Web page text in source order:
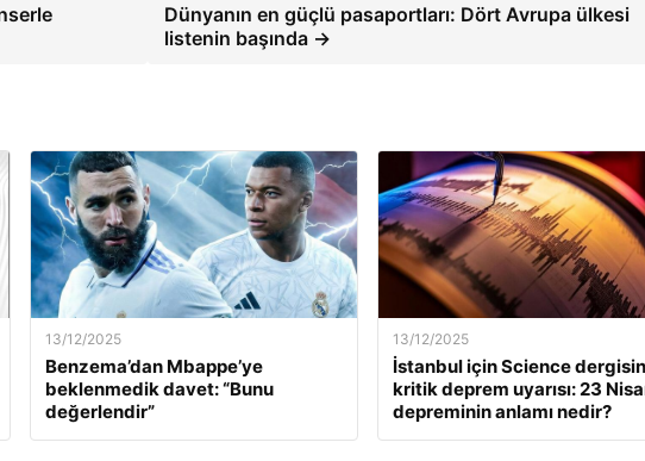
Dünyanın en güçlü pasaportları: Dört Avrupa ülkesi
listenin başında →
13/12/2025
Benzema’dan Mbappe’ye
beklenmedik davet: “Bunu
değerlendir”
13/12/2025
İstanbul için Science
kritik deprem uyarısı: 23
depreminin anlamı nedir?